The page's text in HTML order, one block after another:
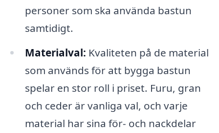
personer som ska använda bastun
samtidigt.
Materialval: Kvaliteten på de material
som används för att bygga bastun
spelar en stor roll i priset. Furu, gran
och ceder är vanliga val, och varje
material har sina för- och nackdelar